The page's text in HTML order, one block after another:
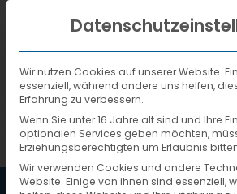
MENÜ
ICON-
Wir nutzen Cookies auf unserer Website.
essenziell, während andere uns helfen,
Erfahrung zu verbessern.
Wenn Sie unter 16 Jahre alt sind und Ihre
optionalen Services geben möchten,
Erziehungsberechtigten um Erlaubnis
Wir verwenden Cookies und andere
Website. Einige von ihnen sind essenziell,